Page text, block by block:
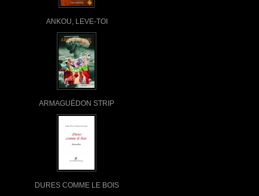
ANKOU, LEVE-TOI
ARMAGUÉDON STRIP
DURES COMME LE BOIS